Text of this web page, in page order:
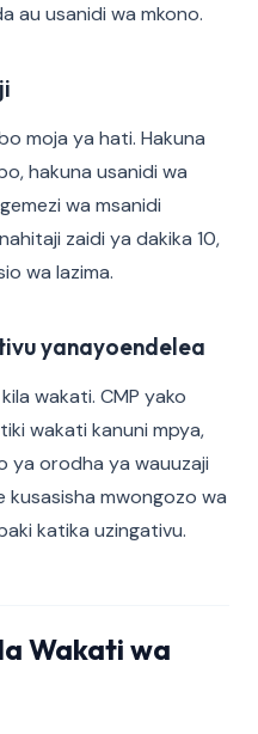
au usanidi wa mkono.
moja ya hati. Hakuna
hakuna usanidi wa
wa msanidi
zaidi ya dakika 10,
wa lazima.
yanayoendelea
wakati. CMP yako
wakati kanuni mpya,
ya orodha ya wauuzaji
kusasisha mwongozo wa
katika uzingativu.
Wakati wa